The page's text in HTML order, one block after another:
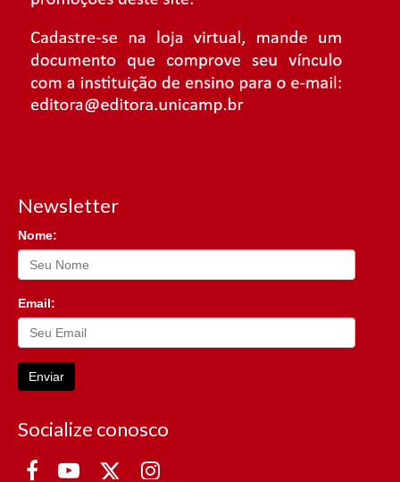
Newsletter
Nome:
Email:
Enviar
Socialize conosco